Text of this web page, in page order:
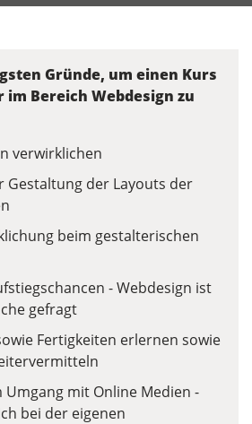
Gründe, um einen Kurs
im Bereich Webdesign zu
verwirklichen
Gestaltung der Layouts der
beim gestalterischen
- Webdesign ist
gefragt
Fertigkeiten erlernen sowie
Umgang mit Online Medien -
bei der eigenen